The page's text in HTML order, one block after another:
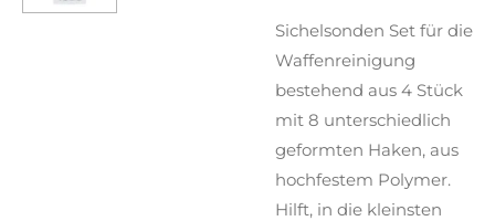
Sichelsonden Set für die
Waffenreinigung
bestehend aus 4 Stück
mit 8 unterschiedlich
geformten Haken, aus
hochfestem Polymer.
Hilft, in die kleinsten